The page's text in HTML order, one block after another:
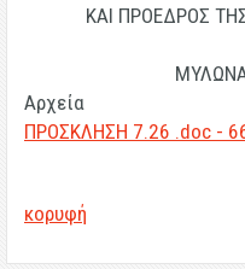
ΚΑΙ ΠΡΟΕΔΡΟΣ
Αρχεία
ΠΡΟΣΚΛHΣΗ 7.26 .doc -
κορυφή